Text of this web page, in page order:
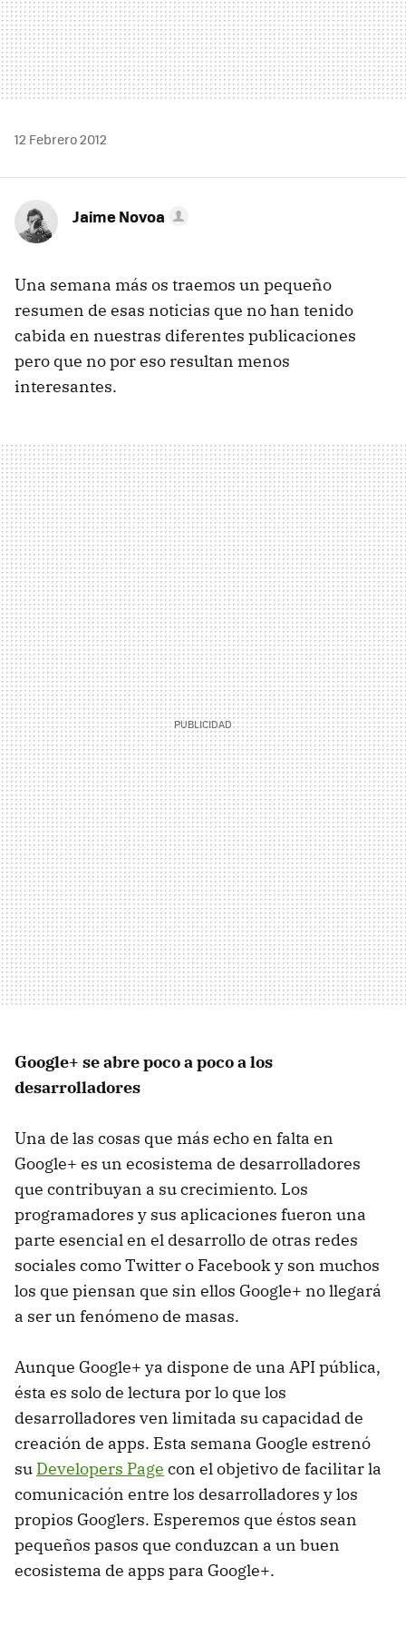
12 Febrero 2012
Jaime Novoa
Una semana más os traemos un pequeño
resumen de esas noticias que no han tenido
cabida en nuestras diferentes publicaciones
pero que no por eso resultan menos
interesantes.
Google+ se abre poco a poco a los
desarrolladores
Una de las cosas que más echo en falta en
Google+ es un ecosistema de desarrolladores
que contribuyan a su crecimiento. Los
programadores y sus aplicaciones fueron una
parte esencial en el desarrollo de otras redes
sociales como Twitter o Facebook y son muchos
los que piensan que sin ellos Google+ no llegará
a ser un fenómeno de masas.
Aunque Google+ ya dispone de una APIpública,
ésta es solo de lectura por lo que los
desarrolladores ven limitada su capacidad de
creación de apps. Esta semana Google estrenó
su Developers Page con el objetivo de facilitar la
comunicación entre los desarrolladores y los
propios Googlers. Esperemos que éstos sean
pequeños pasos que conduzcan a un buen
ecosistema de apps para Google+.